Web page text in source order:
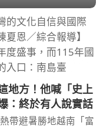
的文化自信與國際
恩／綜合報導】
度盛事，而115年國
入口：南島臺
地方！他喊「史上
：終於有人說實話
帶避暑勝地越南「富